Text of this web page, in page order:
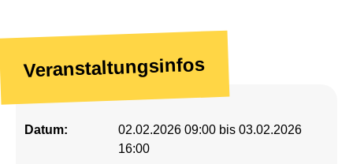
Veranstaltungsinfos
Datum:
02.02.2026 09:00 bis 03.02.2026
16:00